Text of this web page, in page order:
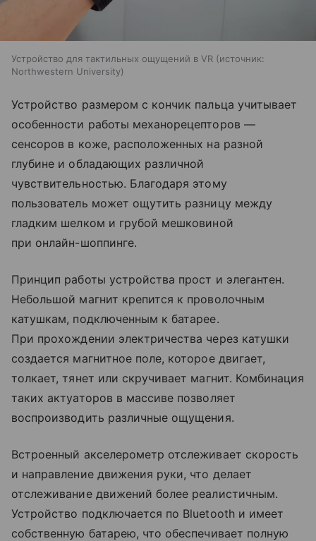
Устройство для тактильных ощущений в VR
источник:
Northwestern University
Устройство размером с кончик пальца учитывает
особенности работы механорецепторов —
сенсоров в коже, расположенных на разной
глубине и обладающих различной
чувствительностью. Благодаря этому
пользователь может ощутить разницу между
гладким шелком и грубой мешковиной
при онлайн-шоппинге.
Принцип работы устройства прост и элегантен.
Небольшой магнит крепится к проволочным
катушкам, подключенным к батарее.
При прохождении электричества через катушки
создается магнитное поле, которое двигает,
толкает, тянет или скручивает магнит. Комбинация
таких актуаторов в массиве позволяет
воспроизводить различные ощущения.
Встроенный акселерометр отслеживает скорость
и направление движения руки, что делает
отслеживание движений более реалистичным.
Устройство подключается по Bluetooth и имеет
собственную батарею, что обеспечивает полную